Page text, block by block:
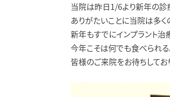
当院は昨日1/6より新年の診
ありがたいことに当院は多く
新年もすでにインプラント治
今年こそは何でも食べられる
皆様のご来院をお待ちして